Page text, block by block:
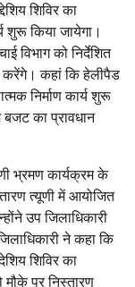
शिविर का
शुरू किया जायेगा।
विभाग को निर्देशित
करेंगे। कहां कि हेलीपैड
निर्माण कार्य शुरू
का प्रावधान
भ्रमण कार्यक्रम के
त्यूणी में आयोजित
उप जिलाधिकारी
ने कहा कि
शिविर का
पर निस्तारण